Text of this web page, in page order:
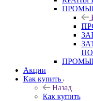
Акции
Как купить
Назад
Как купить